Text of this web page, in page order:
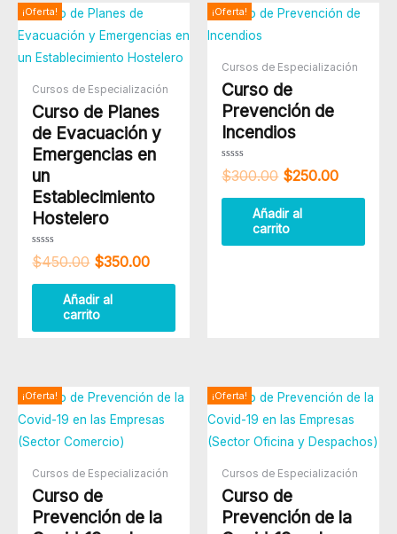
¡Oferta!
Cursos de Especialización
Curso de Planes
de Evacuación y
Emergencias en
un
Establecimiento
Hostelero
Valorado
con
de
$450.00
El
precio
original
era:
$450.00.
$350.00
precio
actual
es:
$350.00.
Añadir al
carrito
¡Oferta!
Cursos de Especialización
Curso de
Prevención de
Incendios
Valorado
con
de
$300.00
El
era:
$300.00.
$250.00
El
es:
Añadir al
carrito
¡Oferta!
Cursos de Especialización
Curso de
Prevención de la
El
precio
original
era:
$100.00.
El
precio
$50.00.
¡Oferta!
Cursos de Especialización
Curso de
Prevención de la
El
precio
original
era:
$100.00.
El
precio
es:
$50.00.